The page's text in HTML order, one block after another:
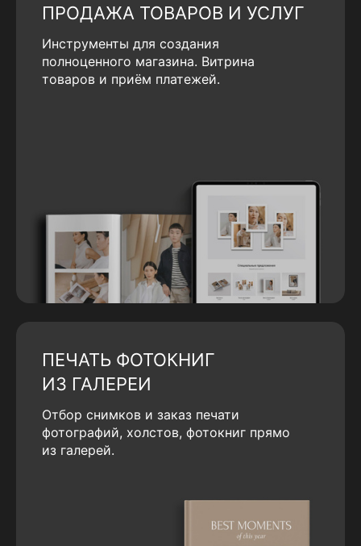
ПРОДАЖА ТОВАРОВ И УСЛУГ
Инструменты для создания
полноценного магазина. Витрина
товаров и приём платежей.
ПЕЧАТЬ ФОТОКНИГ
ИЗ ГАЛЕРЕИ
Отбор снимков и заказ печати
фотографий, холстов, фотокниг прямо
из галерей.